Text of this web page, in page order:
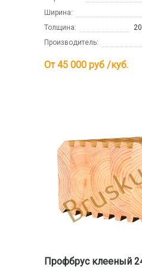
Ширина:
Толщина:
Производитель:
От 45 000 руб /куб.
Профбрус клееный